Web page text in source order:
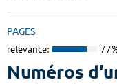
PAGES
relevance:
Numéros